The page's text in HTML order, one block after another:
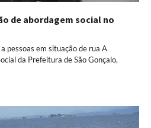
de abordagem social no
pessoas em situação de rua A
da Prefeitura de São Gonçalo,